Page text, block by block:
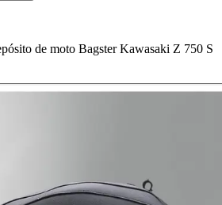
de moto Bagster Kawasaki Z 750 S